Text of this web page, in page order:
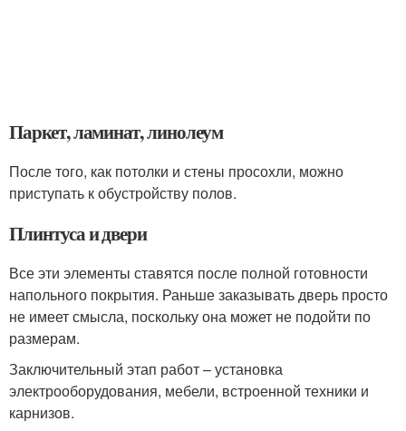
Паркет, ламинат, линолеум
После того, как потолки и стены просохли, можно
приступать к обустройству полов.
Плинтуса и двери
Все эти элементы ставятся после полной готовности
напольного покрытия. Раньше заказывать дверь просто
не имеет смысла, поскольку она может не подойти по
размерам.
Заключительный этап работ – установка
электрооборудования, мебели, встроенной техники и
карнизов.